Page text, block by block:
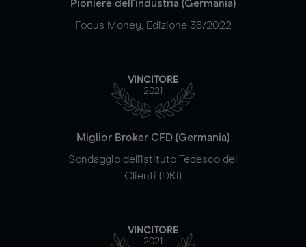
Pioniere dell'industria (Germania)
Focus Money, Edizione 36/2022
VINCITORE
2021
Miglior Broker CFD (Germania)
Sondaggio dell'Istituto Tedesco dei
Clienti (DKI)
VINCITORE
2021